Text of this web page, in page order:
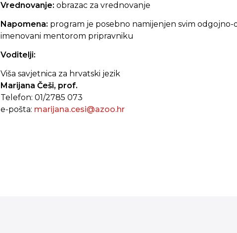
Vrednovanje: obrazac za vrednovanje
Napomena: program je posebno namijenjen svim
imenovani mentorom pripravniku
Voditelji:
Viša savjetnica za hrvatski jezik
Marijana Češi, prof.
Telefon: 01/2785 073
e-pošta: marijana.cesi@azoo.hr